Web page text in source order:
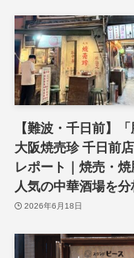
【難波・千日前】
大阪焼売珍 千日前
レポート｜焼売・
人気の中華酒場を分
2026年6月18日